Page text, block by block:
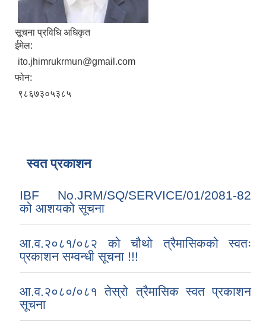
सूचना प्रविधि अधिकृत
ईमेल:
ito.jhimrukrmun@gmail.com
फोन:
९८६७३०५३८५
स्वत प्रकाशन
IBF No.JRM/SQ/SERVICE/01/2081-82
को आशयको सूचना
आ.व.२०८१/०८२ को चौथो त्रैमासिकको स्वतः
प्रकाशन सम्वन्धी सूचना !!!
आ.व.२०८०/०८१ तेस्रो त्रैमासिक स्वत प्रकाशन
सूचना